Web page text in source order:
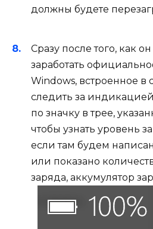
должны будете
Сразу после того, как
заработать
Windows, встроенное в
следить за
по значку в трее,
чтобы узнать уровень
если там будем
или показано
заряда, аккумулятор